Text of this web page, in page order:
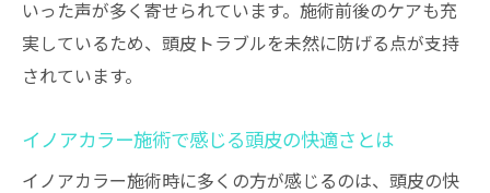
いった声が多く寄せられています。施術前後のケアも充
実しているため、頭皮トラブルを未然に防げる点が支持
されています。
イノアカラー施術で感じる頭皮の快適さとは
イノアカラー施術時に多くの方が感じるのは、頭皮の快